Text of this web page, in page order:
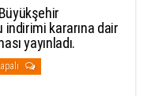
indirimi kararına dair
yayınladı.